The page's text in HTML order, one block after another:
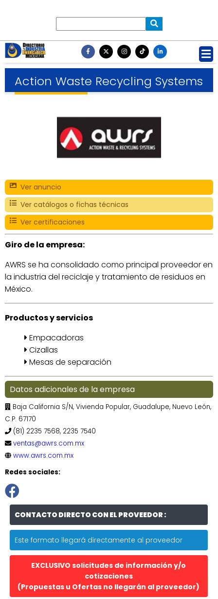
Action Waste Recycling Systems
Ver anuncio
Ver catálogos o fichas técnicas
Ver certificaciones
Giro de la empresa:
AWRS se ha consolidado como principal proveedor en
la industria del reciclaje y tratamiento de residuos en
México.
Productos y servicios
Empacadoras
Cizallas
Mesas de separación
Datos adicionales de la empresa
Baja California S/N, Vivienda Popular, Guadalupe, Nuevo León,
C.P. 67170
(81) 2235 7568, 2235 7540
ventas@awrs.com.mx
www.awrs.com.mx
Redes sociales:
CONTACTO DIRECTO CON EL PROVEEDOR :
Este formato llegará directamente al proveedor
EXCLUSIVO solicitudes de información y/o
cotizaciones
(Propuestas u Ofertas no llegarán al proveedor)